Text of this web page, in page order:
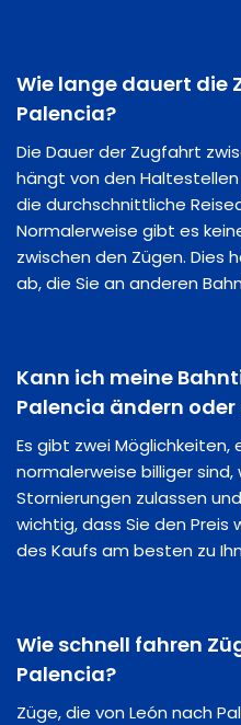
Wie lange dauert die
Palencia?
Die Dauer der Zugfahrt
hängt von den
die durchschnittliche
Normalerweise gibt es
zwischen den Zügen. Dies
ab, die Sie an anderen
Kann ich meine
Palencia ändern
Es gibt zwei Möglichkeiten,
normalerweise billiger
Stornierungen zulassen
wichtig, dass Sie den Preis
des Kaufs am besten zu
Wie schnell fahren
Palencia?
Züge, die von León nach